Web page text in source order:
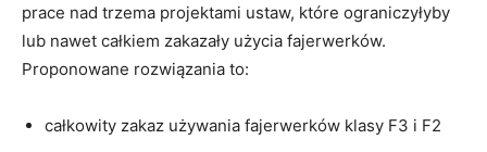
prace nad trzema projektami ustaw, które ograniczyłyby
lub nawet całkiem zakazały użycia fajerwerków.
Proponowane rozwiązania to:
całkowity zakaz używania fajerwerków klasy F3 i F2